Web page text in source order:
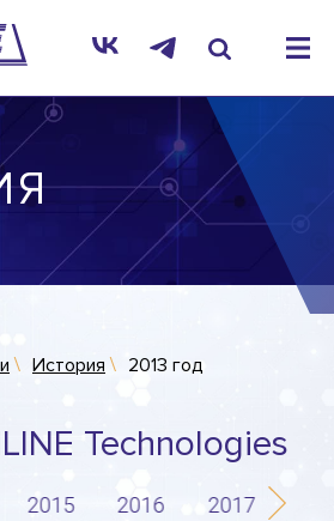
История 2013 год
Technologies
2015 2016 2017